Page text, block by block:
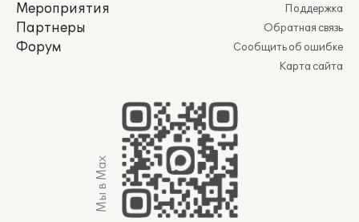
Мероприятия
Партнеры
Форум
Поддержка
Обратная связь
Сообщить об ошибке
Карта сайта
Мы в Max